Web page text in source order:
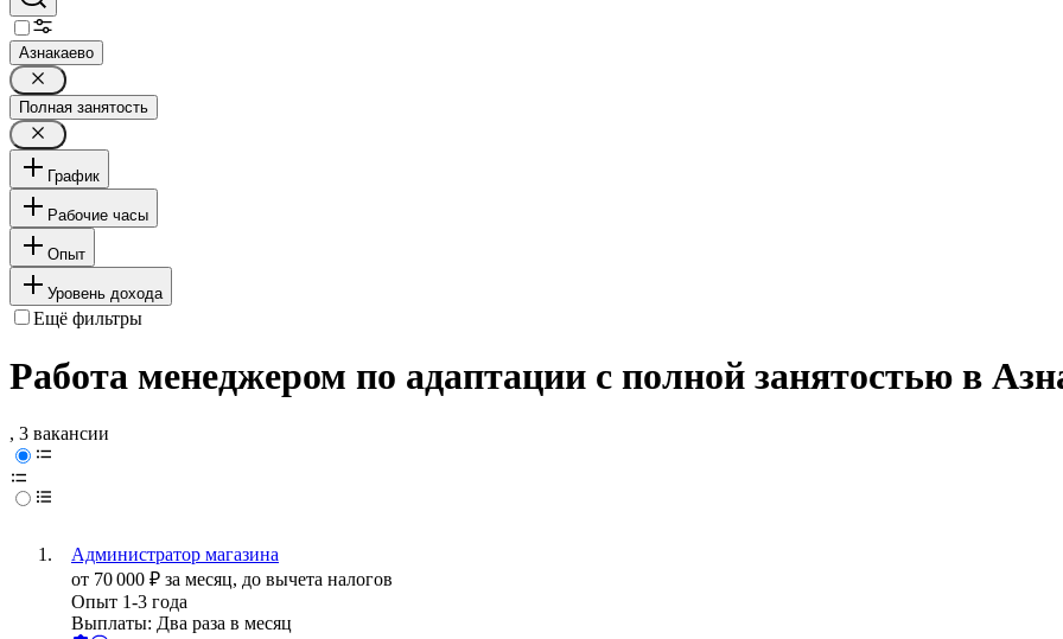
Азнакаево
Полная занятость
График
Рабочие часы
Опыт
Уровень дохода
Ещё фильтры
Работа менеджером по адаптации с полной занятостью в
, 3 вакансии
Администратор магазина
от 70 000 ₽ за месяц, до вычета налогов
Опыт 1-3 года
Выплаты: Два раза в месяц